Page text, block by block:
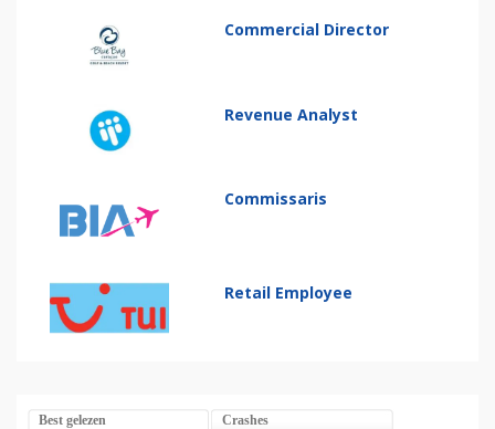
Commercial Director
Revenue Analyst
Commissaris
Retail Employee
Best gelezen Crashes